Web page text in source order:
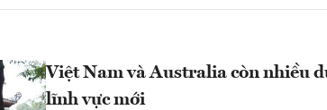
Việt Nam và Australia còn nhiều
lĩnh vực mới